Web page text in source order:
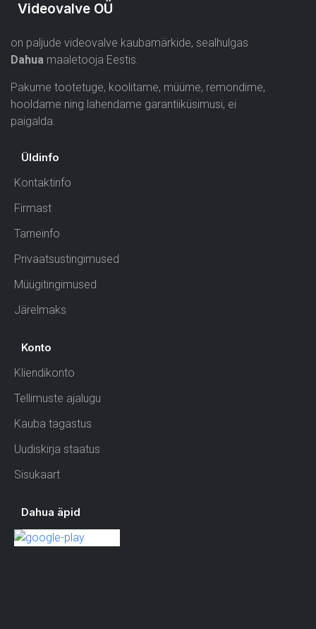
Videovalve OÜ
on paljude videovalve kaubamärkide, sealhulgas
Dahua maaletooja Eestis.
Pakume tootetuge, koolitame, müüme, remondime,
hooldame ning lahendame garantiiküsimusi, ei
paigalda.
Üldinfo
Kontaktinfo
Firmast
Tarneinfo
Privaatsustingimused
Müügitingimused
Järelmaks
Konto
Kliendikonto
Tellimuste ajalugu
Kauba tagastus
Uudiskirja staatus
Sisukaart
Dahua äpid